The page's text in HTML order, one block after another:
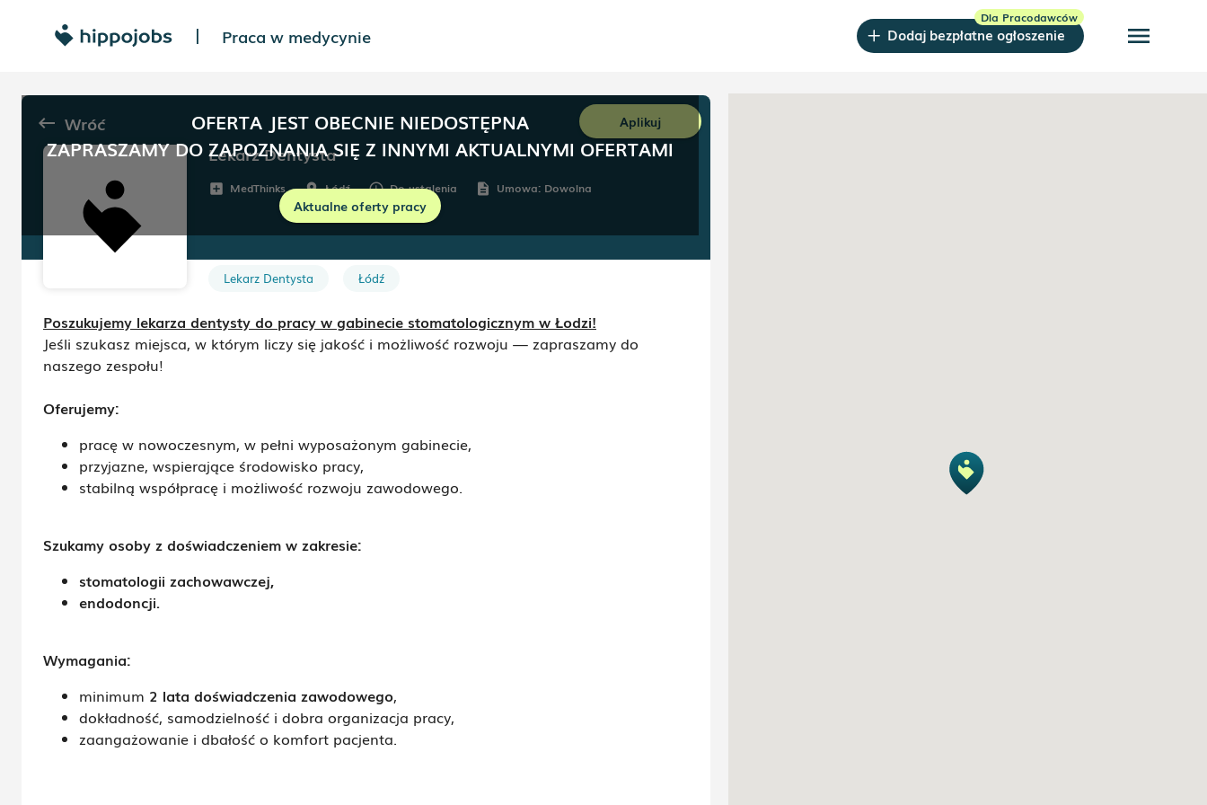
| Praca w medycynie Dodaj bezpłatne ogłoszenie menu
OFERTA JEST OBECNIE NIEDOSTĘPNA
ZAPRASZAMY DO ZAPOZNANIA SIĘ Z INNYMI AKTUALNYMI OFERTAMI
Aktualne oferty pracy
keyboard_backspace Wróć Aplikuj
Lekarz Dentysta
add_box MedThinks room Łódź schedule Do ustalenia description Umowa: Dowolna
Lekarz Dentysta Łódź
Poszukujemy lekarza dentysty do pracy w gabinecie stomatologicznym w Łodzi!
Jeśli szukasz miejsca, w którym liczy się jakość i możliwość rozwoju — zapraszamy do
naszego zespołu!
Oferujemy:
pracę w nowoczesnym, w pełni wyposażonym gabinecie,
przyjazne, wspierające środowisko pracy,
stabilną współpracę i możliwość rozwoju zawodowego.
Szukamy osoby z doświadczeniem w zakresie:
stomatologii zachowawczej,
endodoncji.
Wymagania:
minimum 2 lata doświadczenia zawodowego,
dokładność, samodzielność i dobra organizacja pracy,
zaangażowanie i dbałość o komfort pacjenta.